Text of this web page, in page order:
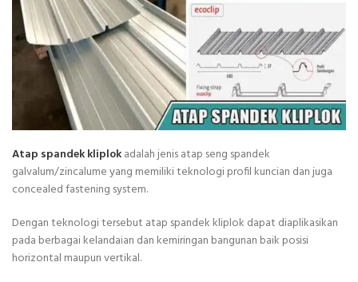
Atap spandek kliplokadalah jenis atap seng spandek
galvalum/zincalume yang memiliki teknologi profil kuncian dan juga
concealed fastening system.
Dengan teknologi tersebut atap spandek kliplok dapat diaplikasikan
pada berbagai kelandaian dan kemiringan bangunan baik posisi
horizontal maupun vertikal.